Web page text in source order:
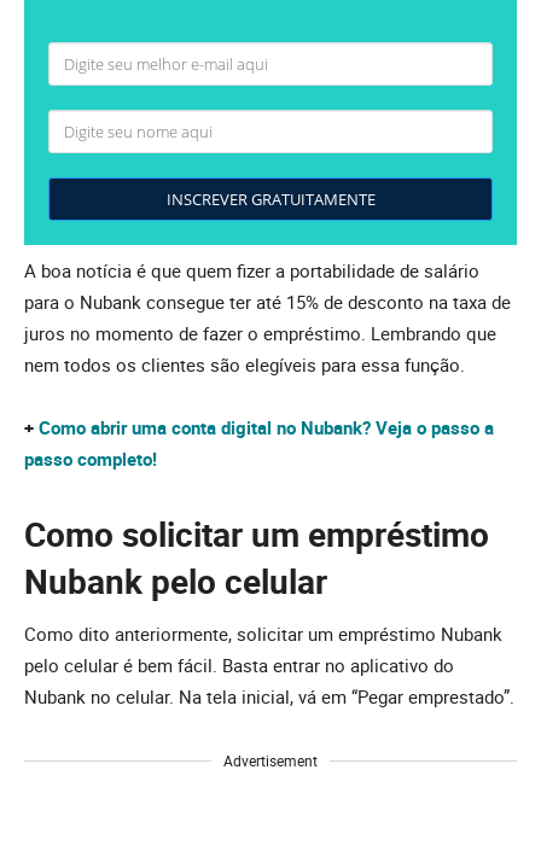
INSCREVER GRATUITAMENTE
A boa notícia é que quem fizer a portabilidade de salário
para o Nubank consegue ter até 15% de desconto na taxa de
juros no momento de fazer o empréstimo. Lembrando que
nem todos os clientes são elegíveis para essa função.
+ Como abrir uma conta digital no Nubank? Veja o passo a
passo completo!
Como solicitar um empréstimo
Nubank pelo celular
Como dito anteriormente, solicitar um empréstimo Nubank
pelo celular é bem fácil. Basta entrar no aplicativo do
Nubank no celular. Na tela inicial, vá em “Pegar emprestado”.
Advertisement